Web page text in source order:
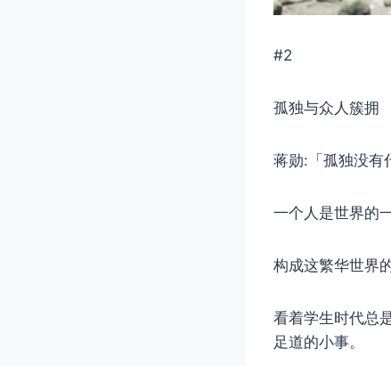
#2
孤独与众人簇拥
蒋勋:「孤独没有
一个人是世界的
构成这繁华世界
看着学生时代总
足道的小事。